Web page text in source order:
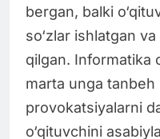
bergan, balki
so‘zlar ishlatgan
qilgan. Informatika
marta unga tanbeh
provokatsiyalarni
o‘qituvchini